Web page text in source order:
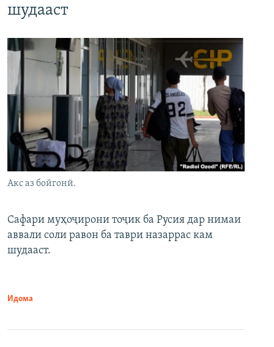
шудааст
Акс аз бойгонӣ.
Сафари муҳоҷирони тоҷик ба Русия дар нимаи
аввали соли равон ба таври назаррас кам
шудааст.
Идома